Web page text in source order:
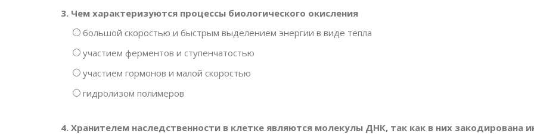
3. Чем характеризуются процессы биологического окисления
большой скоростью и быстрым выделением энергии в виде тепла
участием ферментов и ступенчатостью
участием гормонов и малой скоростью
гидролизом полимеров
4. Хранителем наследственности в клетке являются молекулы ДНК, так как в них закодирована